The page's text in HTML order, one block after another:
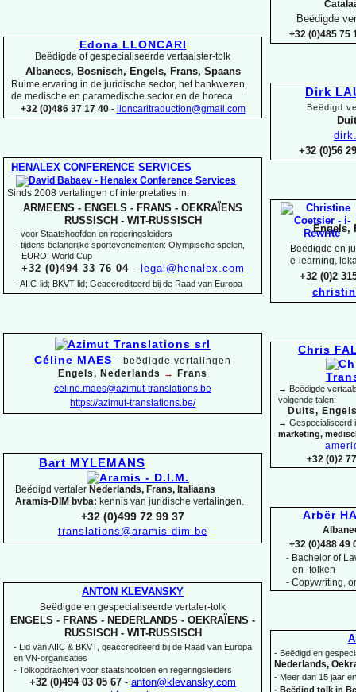
Beëdigde
+32 (0)485 75
Dirk
Beëdigd
+32 (0)56
Engels,
Beëdigde en
e- learning,
+32 (0)2
Chris
→ Beëdigde
volgende talen:
Duits,
→ Gespecialiseerd
marketing,
+32 (0)2
Arbër
+32 (0)488 49
- Bachelor of
en -tolken
- Copywriting,
- Beëdigd en
Nederlands,
- Meer dan 15 jaar
- Beëdigd tolk in
Edona LLONCARI
Beëdigde of gespecialiseerde vertaalster-tolk
Albanees, Bosnisch, Engels, Frans, Spaans
Ruime ervaring in de juridische sector, het bankwezen,
de medische en paramedische sector en de horeca.
+32 (0)486 37 17 40 -
lloncaritraduction@gmail.com
HENALEX CONFERENCE SERVICES
Sinds 2008 vertalingen of interpretaties in:
ARMEENS - ENGELS - FRANS - OEKRAÏENS
RUSSISCH -WIT-RUSSISCH
- voor Staatshoofden en regeringsleiders
- tijdens belangrijke sportevenementen: Olympische spelen,
EURO, World Cup
+32 (0)494 33 76 04- legal@henalex.com
-AIIC-lid; BKVT-lid; Geaccrediteerd bij de Raad van Europa
Céline MAES - beëdigde vertalingen
Engels, Nederlands →
Frans
celine.maes@azimut-translations.be
https://azimut-translations.be/
Bart MYLEMANS
Beëdigd vertaler Nederlands, Frans, Italiaans
Aramis-DIM bvba: kennis van juridische vertalingen.
+32 (0)499 72 99 37
translations@aramis-dim.be
ANTON KLEVANSKY
Beëdigde en gespecialiseerde vertaler-tolk
ENGELS - FRANS - NEDERLANDS - OEKRAÏENS -
RUSSISCH -WIT-RUSSISCH
- Lid van AIIC & BKVT, geaccrediteerd bij de Raad van Europa
en VN-organisaties
- Tolkopdrachten voor staatshoofden en regeringsleiders
+32 (0)494 03 05 67 - anton@klevansky.com